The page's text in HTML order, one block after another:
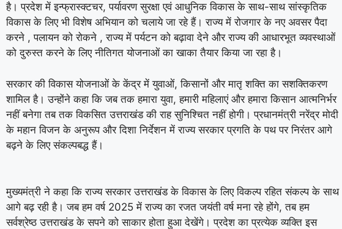
है। प्रदेश में इन्फ्रास्क्टचर, पर्यावरण सुरक्षा एवं आधुनिक विकास के साथ-साथ सांस्कृतिक
विकास के लिए भी विशेष अभियान को चलाये जा रहे हैं। राज्य में रोजगार के नए अवसर पैदा
करने , पलायन को रोकने , राज्य में पर्यटन को बढ़ावा देने और राज्य की आधारभूत व्यवस्थाओं
को दुरुस्त करने के लिए नीतिगत योजनाओं का खाका तैयार किया जा रहा है।
सरकार की विकास योजनाओं के केंद्र में युवाओं, किसानों और मातृ शक्ति का सशक्तिकरण
शामिल है। उन्होंने कहा कि जब तक हमारा युवा, हमारी महिलाएं और हमारा किसान आत्मनिर्भर
नहीं बनेगा तब तक विकसित उत्तराखंड की राह सुनिश्चित नहीं होगी। प्रधानमंत्री नरेंद्र मोदी
के महान विजन के अनुरूप और दिशा निर्देशन में राज्य सरकार प्रगति के पथ पर निरंतर आगे
बढ़ने के लिए संकल्पबद्ध हैं।
मुख्यमंत्री ने कहा कि राज्य सरकार उत्तराखंड के विकास के लिए विकल्प रहित संकल्प के साथ
आगे बढ़ रही है। जब हम वर्ष 2025 में राज्य का रजत जयंती वर्ष मना रहे होंगे, तब हम
सर्वश्रेष्ठ उत्तराखंड के सपने को साकार होता हुआ देखेंगे। प्रदेश का प्रत्येक व्यक्ति इस